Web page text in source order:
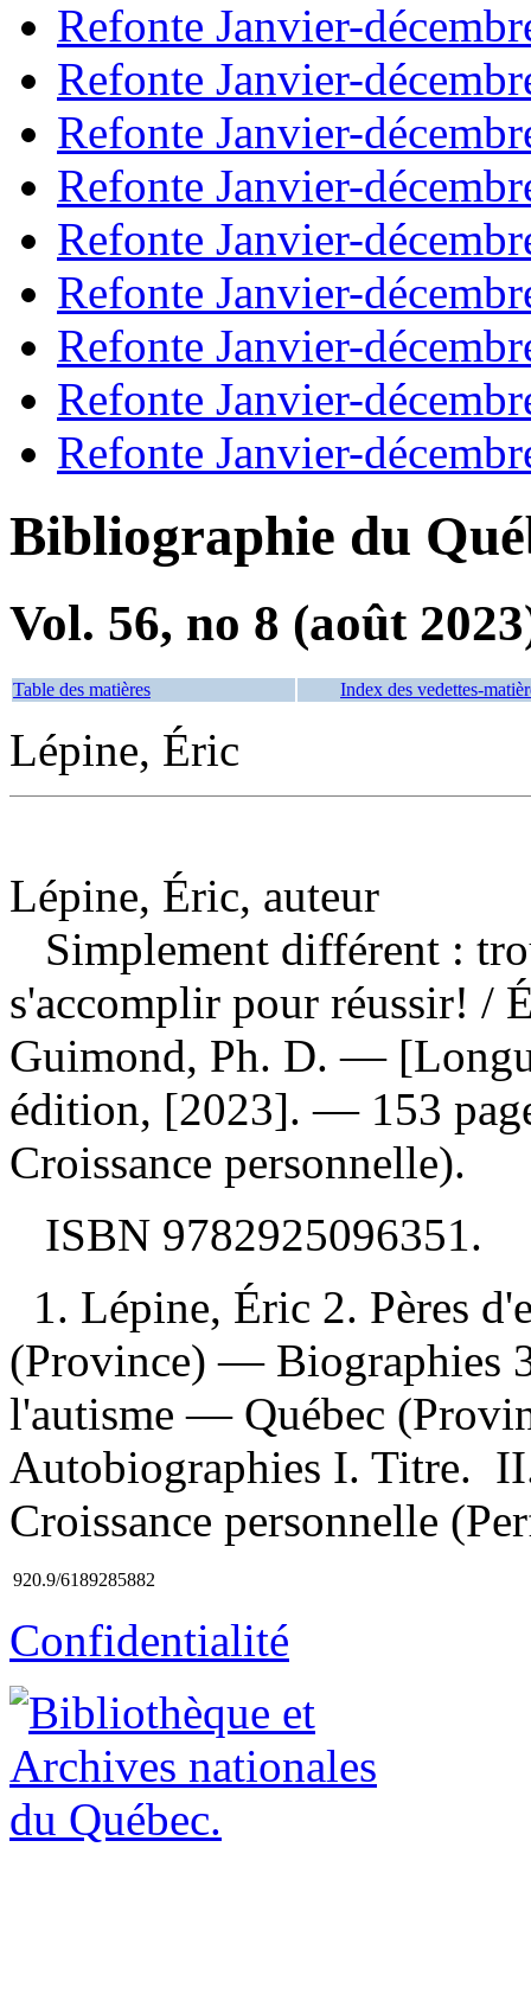
Refonte Janvier-
Refonte Janvier-
Refonte Janvier-
Refonte Janvier-
Refonte Janvier-
Refonte Janvier-
Refonte Janvier-
Refonte Janvier-
Refonte Janvier-
Bibliographie du
Vol. 56, no 8 (août
Table des matières Index des vedettes-
Lépine, Éric
Lépine, Éric, auteur
Simplement différent :
s'accomplir pour réussir! /
Guimond, Ph. D. —
édition, [2023]. — 153
Croissance personnelle).
ISBN 9782925096351.
1. Lépine, Éric 2. Pères
(Province) — Biographies
l'autisme — Québec
Autobiographies I. Titre.
Croissance personnelle
920.9/6189285882
Confidentialité